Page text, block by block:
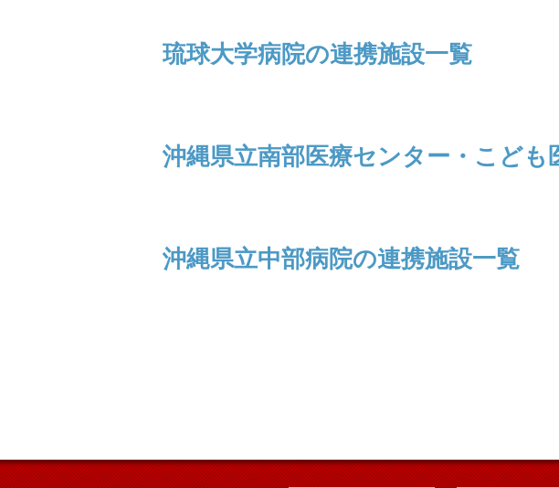
琉球大学病院の連携施設一覧
沖縄県立南部医療センター・こど
沖縄県立中部病院の連携施設一覧